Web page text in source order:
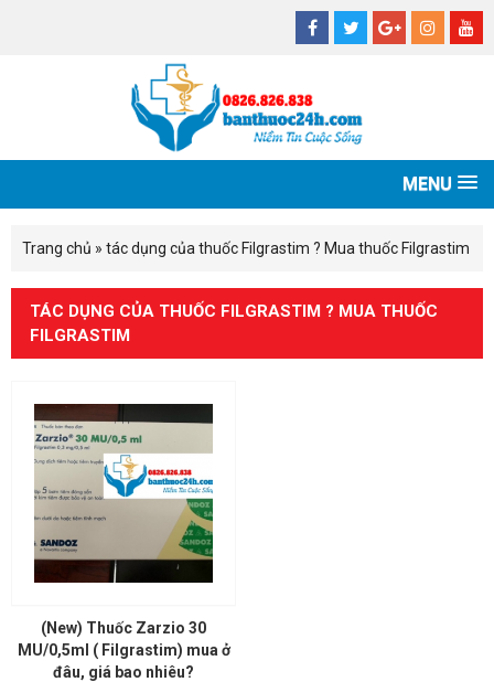
MENU
Trang chủ » tác dụng của thuốc Filgrastim ? Mua thuốc Filgrastim
TÁC DỤNG CỦA THUỐC FILGRASTIM ? MUA THUỐC
FILGRASTIM
(New) Thuốc Zarzio 30
MU/0,5ml ( Filgrastim) mua ở
đâu, giá bao nhiêu?